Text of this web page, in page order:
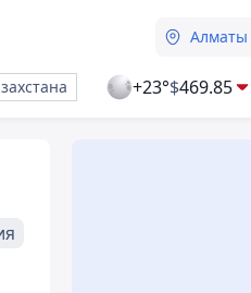
Алматы
+23°$469.85